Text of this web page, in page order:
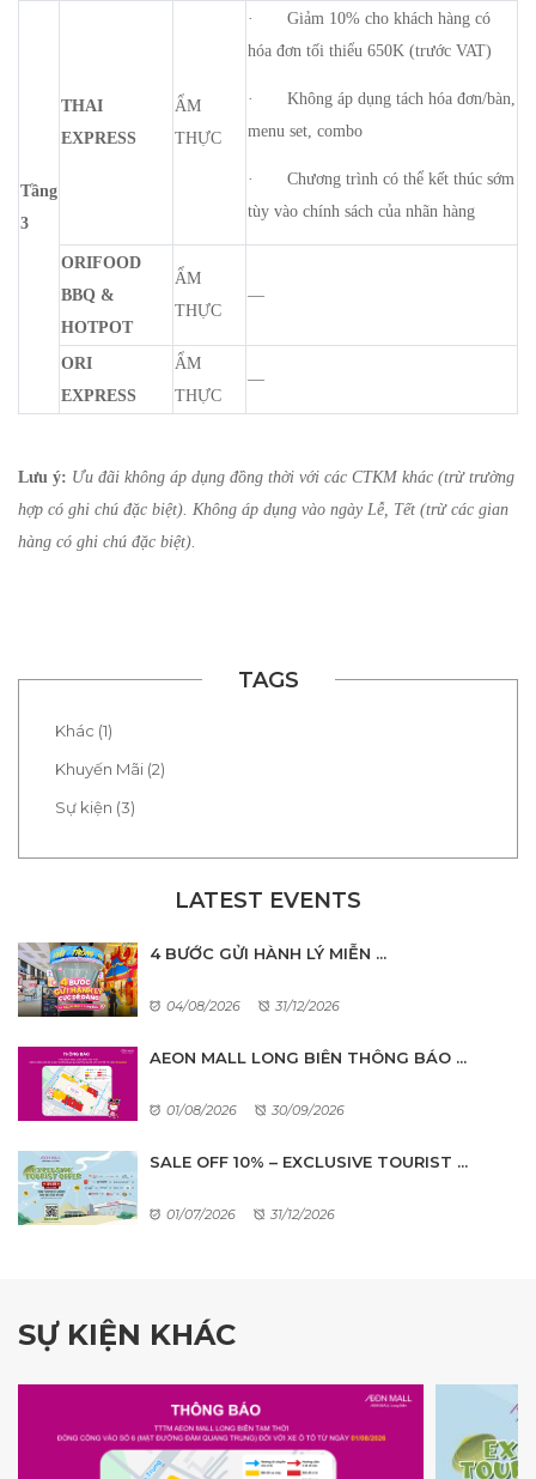
Tầng
3
THAI
EXPRESS
ẨM
THỰC
· Giảm 10% cho khách hàng có
hóa đơn tối thiểu 650K (trước VAT)
· Không áp dụng tách hóa đơn/bàn,
menu set, combo
· Chương trình có thể kết thúc sớm
tùy vào chính sách của nhãn hàng
ORIFOOD
BBQ &
HOTPOT
ẨM
THỰC
—
ORI
EXPRESS
ẨM
THỰC
—
Lưu ý: Ưu đãi không áp dụng đồng thời với các CTKM khác (trừ trường
hợp có ghi chú đặc biệt). Không áp dụng vào ngày Lễ, Tết (trừ các gian
hàng có ghi chú đặc biệt).
TAGS
Khác (1)
Khuyến Mãi (2)
Sự kiện (3)
LATEST EVENTS
4 BƯỚC GỬI HÀNH LÝ MIỄN ...
04/08/2026 31/12/2026
AEON MALL LONG BIÊN THÔNG BÁO ...
01/08/2026 30/09/2026
SALE OFF 10% – EXCLUSIVE TOURIST ...
01/07/2026 31/12/2026
SỰ KIỆN KHÁC